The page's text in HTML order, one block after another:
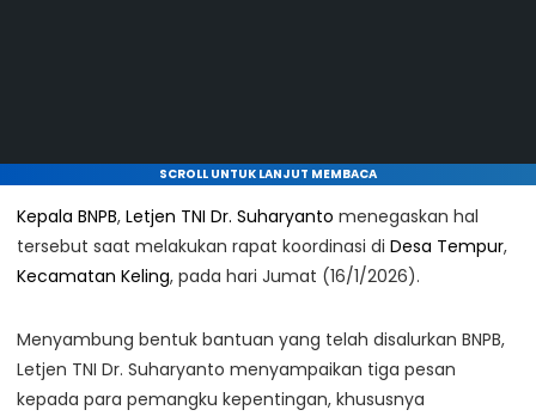
SCROLL UNTUK LANJUT MEMBACA
Kepala BNPB, Letjen TNI Dr. Suharyanto menegaskan hal
tersebut saat melakukan rapat koordinasi di Desa Tempur,
Kecamatan Keling, pada hari Jumat (16/1/2026).
Menyambung bentuk bantuan yang telah disalurkan BNPB,
Letjen TNI Dr. Suharyanto menyampaikan tiga pesan
kepada para pemangku kepentingan, khususnya